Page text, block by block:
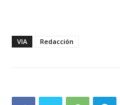
VIA Redacción